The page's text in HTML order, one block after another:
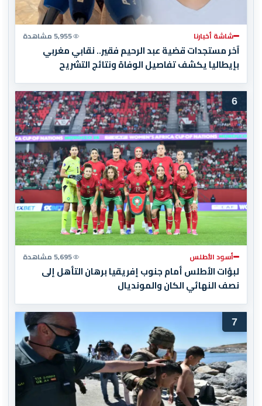
شاشة أخبارنا 5,955 مشاهدة
آخر مستجدات قضية عبد الرحيم فقير.. نقابي مغربي
بإيطاليا يكشف تفاصيل الوفاة ونتائج التشريح
6
أسود الأطلس 5,695 مشاهدة
لبؤات الأطلس أمام جنوب إفريقيا برهان التأهل إلى
نصف النهائي الكان والمونديال
7